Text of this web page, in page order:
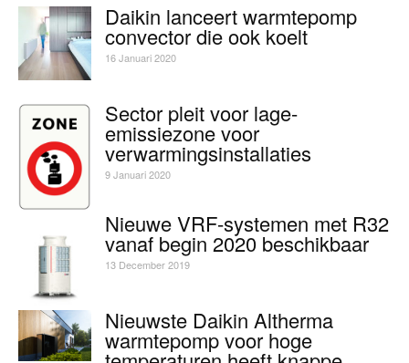
Daikin lanceert warmtepomp
convector die ook koelt
16 Januari 2020
Sector pleit voor lage-
emissiezone voor
verwarmingsinstallaties
9 Januari 2020
Nieuwe VRF-systemen met R32
vanaf begin 2020 beschikbaar
13 December 2019
Nieuwste Daikin Altherma
warmtepomp voor hoge